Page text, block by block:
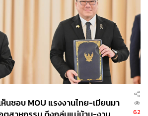
ตย์
ภูมิธรรม เวชยชัย
ารัฐ
การจัดตั้งรัฐบาล
ผ่า
สันติ พร้อมพัฒน์
พรรคเพื่อไทย
วรรณ
นชอบ MOU แรงงานไทย-เมียนมา
62